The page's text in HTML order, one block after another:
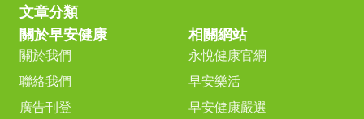
文章分類
關於早安健康
關於我們
聯絡我們
廣告刊登
相關網站
永悅健康官網
早安樂活
早安健康嚴選